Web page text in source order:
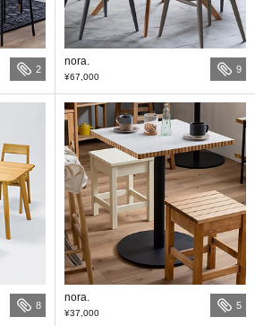
2
nora.
¥67,000
9
8
nora.
¥37,000
5